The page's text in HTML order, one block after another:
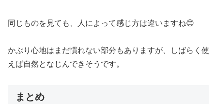
同じものを見ても、人によって感じ方は違いますね😊
かぶり心地はまだ慣れない部分もありますが、しばらく使
えば自然となじんできそうです。
まとめ